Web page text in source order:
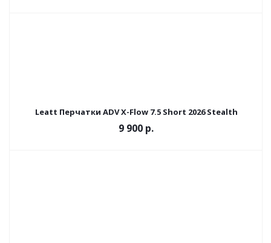
Leatt Перчатки ADV X-Flow 7.5 Short 2026 Stealth
9 900 р.